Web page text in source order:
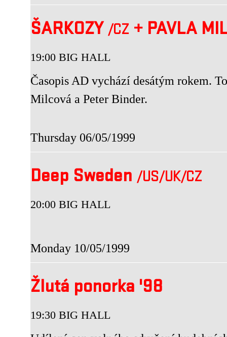
ŠARKOZY /CZ + PAVLA
19:00 BIG HALL
Časopis AD vychází desátým rokem.
Milcová a Peter Binder.
Thursday 06/05/1999
Deep Sweden /US/UK/CZ
20:00 BIG HALL
Monday 10/05/1999
Žlutá ponorka '98
19:30 BIG HALL